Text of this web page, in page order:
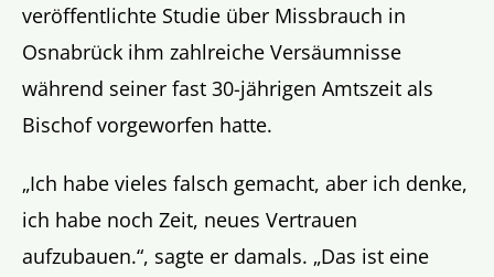
veröffentlichte Studie über Missbrauch in
Osnabrück ihm zahlreiche Versäumnisse
während seiner fast 30-jährigen Amtszeit als
Bischof vorgeworfen hatte.
„Ich habe vieles falsch gemacht, aber ich denke,
ich habe noch Zeit, neues Vertrauen
aufzubauen.“, sagte er damals. „Das ist eine